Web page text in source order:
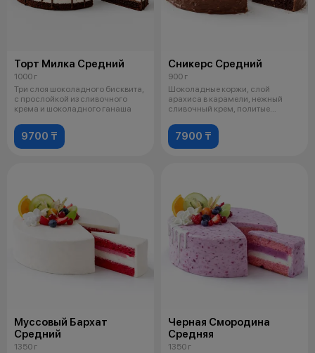
Торт Милка Средний
1000 г
Три слоя шоколадного бисквита,
с прослойкой из сливочного
крема и шоколадного ганаша
9700 ₸
Сникерс Средний
900 г
Шоколадные коржи, слой
арахиса в карамели, нежный
сливочный крем, политые
7900 ₸
Муссовый Бархат
Средний
1350 г
Черная Смородина
Средняя
1350 г